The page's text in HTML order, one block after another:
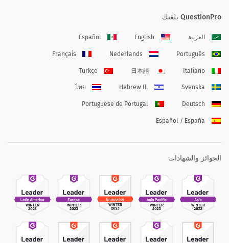
QuestionPro بلغتك
العربية English
Español
Português
Nederlands
Français
Italiano
日本語
Türkçe
Svenska
Hebrew IL
ไทย
Deutsch
Portuguese de Portugal
Español / España
الجوائز والشهادات